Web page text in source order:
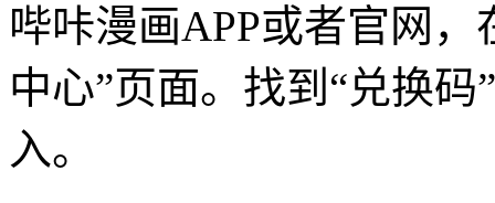
哔咔漫画APP或者官网
中心”页面。找到“兑换
入。